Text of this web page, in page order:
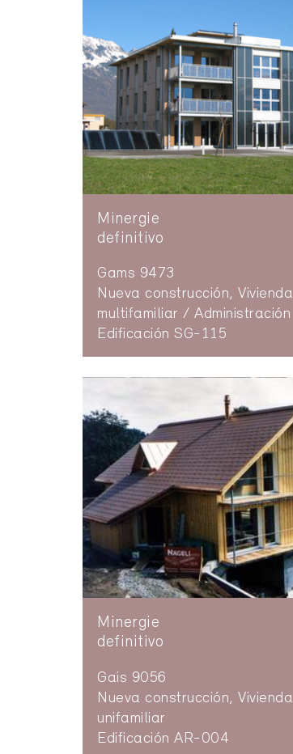
Minergie
definitivo
Gams 9473
Nueva construcción, Vivienda
multifamiliar / Administración
Edificación SG-115
Minergie
definitivo
Gais 9056
Nueva construcción, Vivienda
unifamiliar
Edificación AR-004